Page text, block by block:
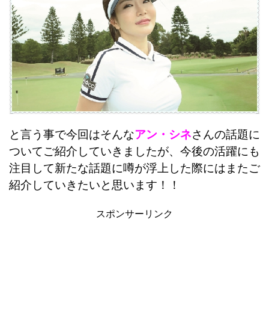
と言う事で今回はそんなアン・シネさんの話題に
ついてご紹介していきましたが、今後の活躍にも
注目して新たな話題に噂が浮上した際にはまたご
紹介していきたいと思います！！
スポンサーリンク